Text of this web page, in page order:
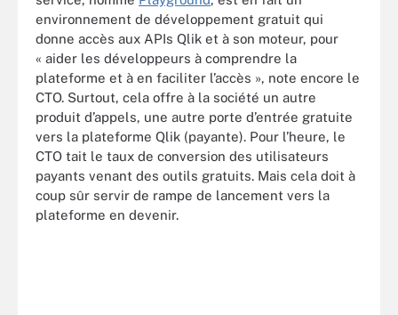
environnement de développement gratuit qui
donne accès aux APIs Qlik et à son moteur, pour
« aider les développeurs à comprendre la
plateforme et à en faciliter l’accès », note encore le
CTO. Surtout, cela offre à la société un autre
produit d’appels, une autre porte d’entrée gratuite
vers la plateforme Qlik (payante). Pour l’heure, le
CTO tait le taux de conversion des utilisateurs
payants venant des outils gratuits. Mais cela doit à
coup sûr servir de rampe de lancement vers la
plateforme en devenir.